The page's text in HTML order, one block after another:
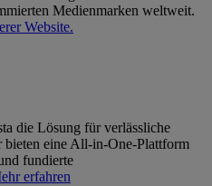
Medienmarken weltweit.
Website.
die Lösung für verlässliche
bieten eine All-in-One-Plattform
fundierte
erfahren